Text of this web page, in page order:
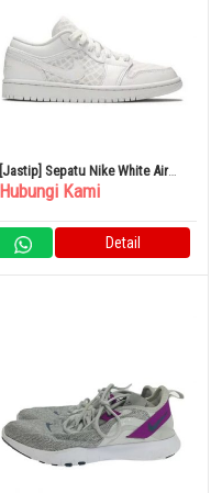
[Jastip] Sepatu Nike White Air
Jordan 1 Low Breathe
Hubungi Kami
Detail